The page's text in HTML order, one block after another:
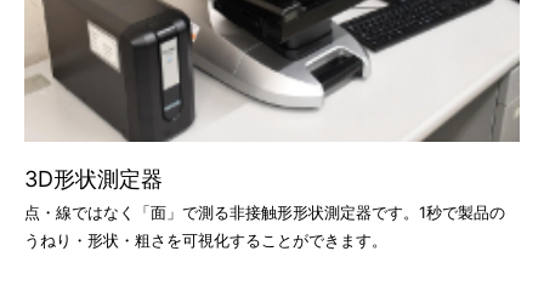
3D形状測定器
点・線ではなく「面」で測る非接触形形状測定器です。1秒で製品の
うねり・形状・粗さを可視化することができます。